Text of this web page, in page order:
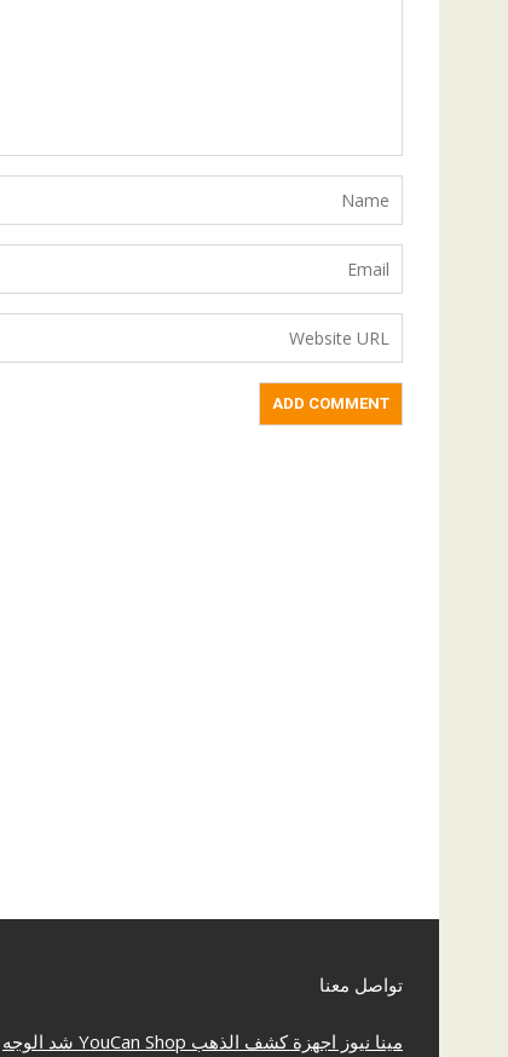
تواصل معنا
مينا نيوز اجهزة كشف الذهب YouCan Shop شد الوجه